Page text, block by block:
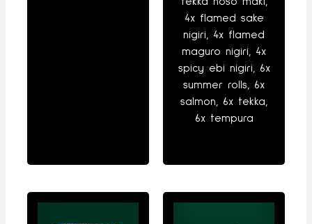
4x flamed sake
nigiri, 4x flamed
maguro nigiri, 4x
spicy ebi nigiri, 6x
summer rolls, 6x
salmon, 6x tekka,
6x tempura
produkto
produkto